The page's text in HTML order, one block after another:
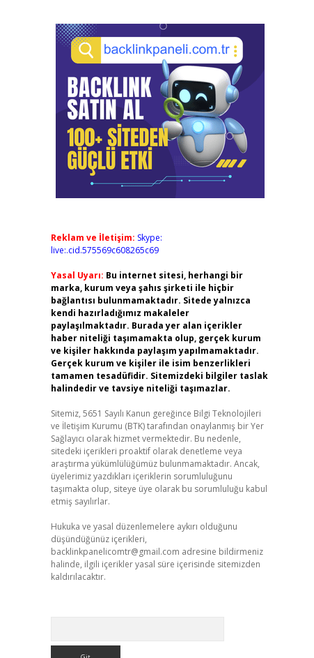
Reklam ve İletişim: Skype:
live:.cid.575569c608265c69
Yasal Uyarı: Bu internet sitesi, herhangi bir
marka, kurum veya şahıs şirketi ile hiçbir
bağlantısı bulunmamaktadır. Sitede yalnızca
kendi hazırladığımız makaleler
paylaşılmaktadır. Burada yer alan içerikler
haber niteliği taşımamakta olup, gerçek kurum
ve kişiler hakkında paylaşım yapılmamaktadır.
Gerçek kurum ve kişiler ile isim benzerlikleri
tamamen tesadüfidir. Sitemizdeki bilgiler taslak
halindedir ve tavsiye niteliği taşımazlar.
Sitemiz, 5651 Sayılı Kanun gereğince Bilgi Teknolojileri
ve İletişim Kurumu (BTK) tarafından onaylanmış bir Yer
Sağlayıcı olarak hizmet vermektedir. Bu nedenle,
sitedeki içerikleri proaktif olarak denetleme veya
araştırma yükümlülüğümüz bulunmamaktadır. Ancak,
üyelerimiz yazdıkları içeriklerin sorumluluğunu
taşımakta olup, siteye üye olarak bu sorumluluğu kabul
etmiş sayılırlar.
Hukuka ve yasal düzenlemelere aykırı olduğunu
düşündüğünüz içerikleri,
backlinkpanelicomtr@gmail.com adresine bildirmeniz
halinde, ilgili içerikler yasal süre içerisinde sitemizden
kaldırılacaktır.